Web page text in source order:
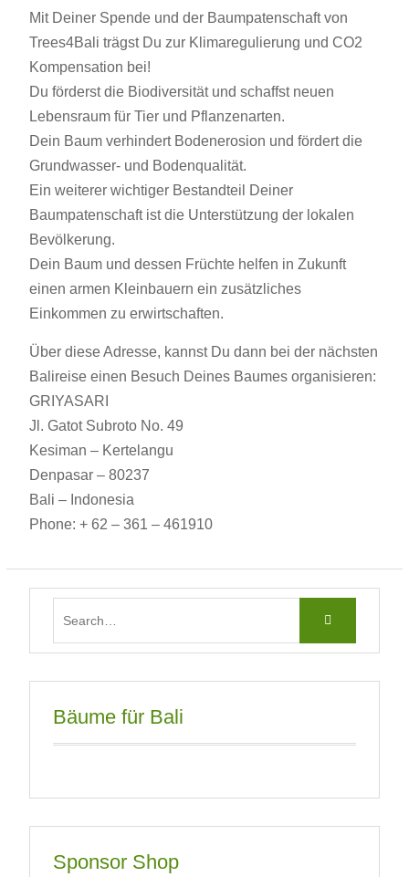
Mit Deiner Spende und der Baumpatenschaft von
Trees4Bali trägst Du zur Klimaregulierung und CO2
Kompensation bei!
Du förderst die Biodiversität und schaffst neuen
Lebensraum für Tier und Pflanzenarten.
Dein Baum verhindert Bodenerosion und fördert die
Grundwasser- und Bodenqualität.
Ein weiterer wichtiger Bestandteil Deiner
Baumpatenschaft ist die Unterstützung der lokalen
Bevölkerung.
Dein Baum und dessen Früchte helfen in Zukunft
einen armen Kleinbauern ein zusätzliches
Einkommen zu erwirtschaften.
Über diese Adresse, kannst Du dann bei der nächsten
Balireise einen Besuch Deines Baumes organisieren:
GRIYASARI
Jl. Gatot Subroto No. 49
Kesiman – Kertelangu
Denpasar – 80237
Bali – Indonesia
Phone: + 62 – 361 – 461910
Bäume für Bali
Sponsor Shop